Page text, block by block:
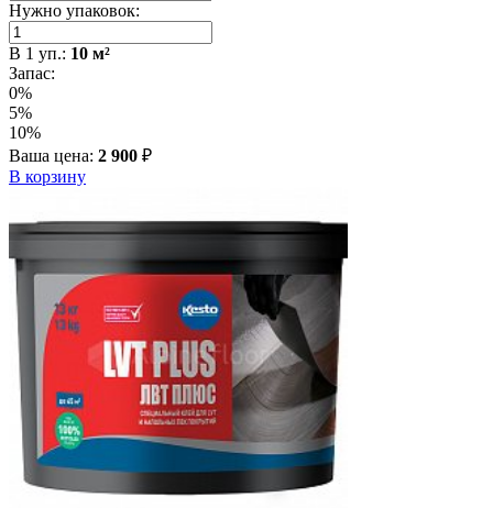
Нужно упаковок:
В 1 уп.: 10 м²
Запас:
0%
5%
10%
Ваша цена: 2 900 ₽
В корзину